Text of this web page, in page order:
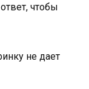
чтобы
не дает